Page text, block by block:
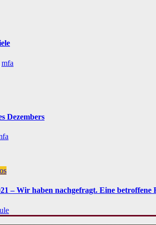
mfa
Dezembers
– Wir haben nachgefragt. Eine betroffene